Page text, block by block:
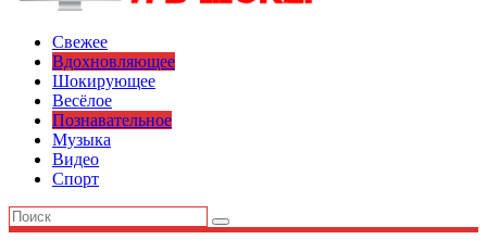
Свежее
Вдохновляющее
Шокирующее
Весёлое
Познавательное
Музыка
Видео
Спорт